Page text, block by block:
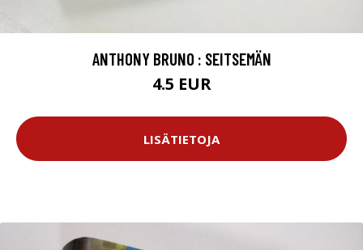
ANTHONY BRUNO : SEITSEMÄN
4.5 EUR
LISÄTIETOJA